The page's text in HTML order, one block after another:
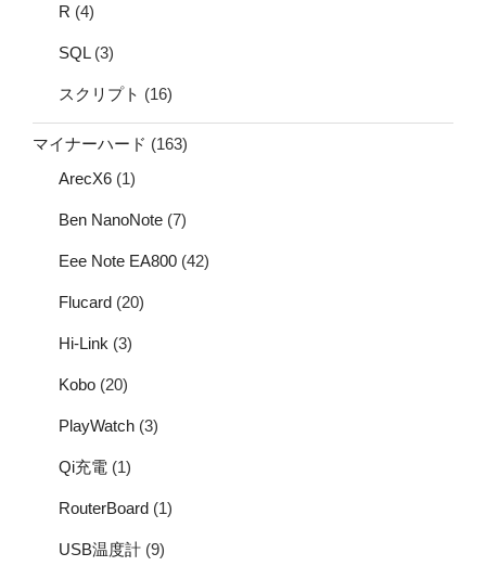
R (4)
SQL(3)
スクリプト (16)
マイナーハード (163)
ArecX6 (1)
Ben NanoNote (7)
Eee Note EA800 (42)
Flucard (20)
Hi-Link (3)
Kobo (20)
PlayWatch (3)
Qi充電 (1)
RouterBoard (1)
USB温度計 (9)